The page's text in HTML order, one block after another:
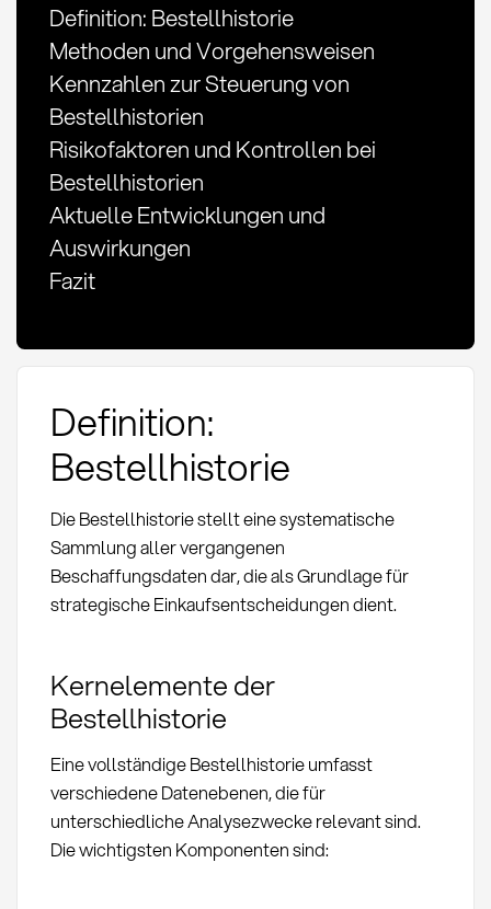
Definition: Bestellhistorie
Methoden und Vorgehensweisen
Kennzahlen zur Steuerung von
Bestellhistorien
Risikofaktoren und Kontrollen bei
Bestellhistorien
Aktuelle Entwicklungen und
Auswirkungen
Fazit
Definition:
Bestellhistorie
Die Bestellhistorie stellt eine systematische
Sammlung aller vergangenen
Beschaffungsdaten dar, die als Grundlage für
strategische Einkaufsentscheidungen dient.
Kernelemente der
Bestellhistorie
Eine vollständige Bestellhistorie umfasst
verschiedene Datenebenen, die für
unterschiedliche Analysezwecke relevant sind.
Die wichtigsten Komponenten sind: